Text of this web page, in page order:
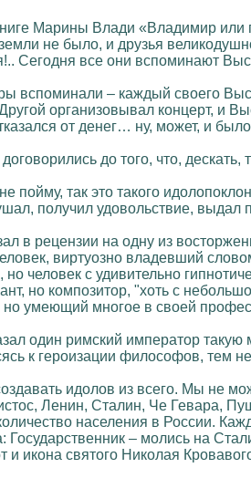
Марины Влади «Владимир или
не было, и друзья
Сегодня все они вспоминают
вспоминали – каждый своего
организовывал концерт, и
от денег… ну, может, и было
до того, что,
пойму, так это такого
получил удовольствие,
в рецензии на одну из
виртуозно владевший
человек с удивительно
но композитор, "хоть с
но умеющий многое в своей
один римский император
к героизации философов, тем
идолов из всего. Мы не
Ленин, Сталин, Че Гевара,
населения в России.
Государственник – молись на
и икона святого Николая